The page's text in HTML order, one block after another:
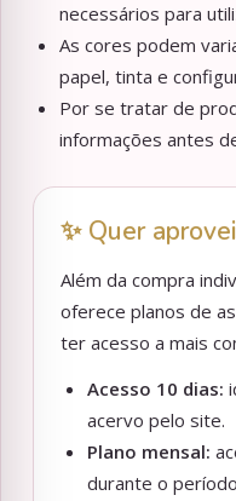
necessários para
As cores podem
papel, tinta e
Por se tratar de
informações antes
✨ Quer
Além da compra
oferece planos de
ter acesso a mais
Acesso 10 dias:
acervo pelo site.
Plano mensal:
durante o